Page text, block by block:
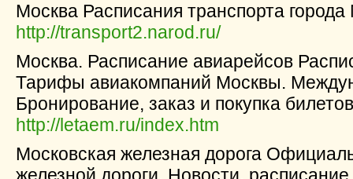
Москва Расписания транспорта
http://transport2.narod.ru/
Москва. Расписание авиарейсов
Тарифы авиакомпаний Москвы.
Бронирование, заказ и покупка
http://letaem.ru/index.htm
Московская железная дорога